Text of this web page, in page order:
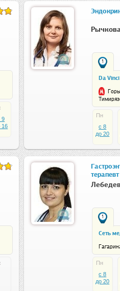
9
16
1
Da
Пн
c 8
до 20
терапевт
1
Сеть
Пн
c 8
до 20